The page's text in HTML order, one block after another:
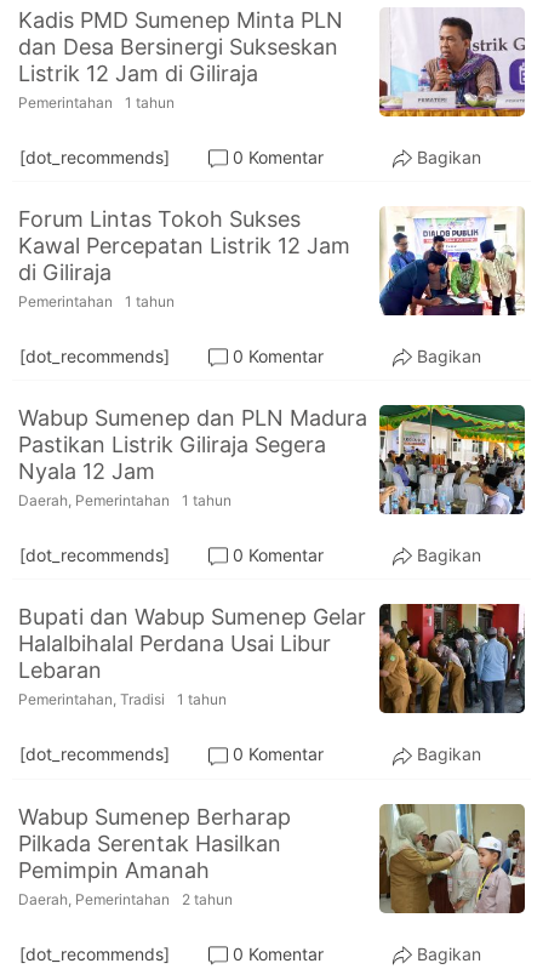
Kadis PMD Sumenep Minta PLN
dan Desa Bersinergi Sukseskan
Listrik 12 Jam di Giliraja
Pemerintahan 1 tahun
[dot_recommends] 0 Komentar Bagikan
Forum Lintas Tokoh Sukses
Kawal Percepatan Listrik 12 Jam
di Giliraja
Pemerintahan 1 tahun
[dot_recommends] 0 Komentar Bagikan
Wabup Sumenep dan PLN Madura
Pastikan Listrik Giliraja Segera
Nyala 12 Jam
Daerah, Pemerintahan 1 tahun
[dot_recommends] 0 Komentar Bagikan
Bupati dan Wabup Sumenep Gelar
Halalbihalal Perdana Usai Libur
Lebaran
Pemerintahan, Tradisi 1 tahun
[dot_recommends] 0 Komentar Bagikan
Wabup Sumenep Berharap
Pilkada Serentak Hasilkan
Pemimpin Amanah
Daerah Pemerintahan 2 tahun
[dot_recommends] 0 Komentar Bagikan